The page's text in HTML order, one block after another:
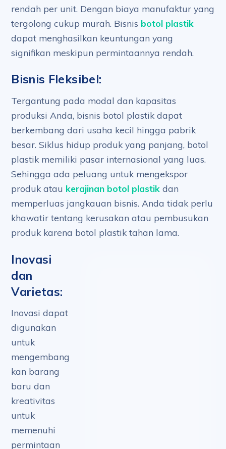
rendah per unit. Dengan biaya manufaktur yang
tergolong cukup murah. Bisnis botol plastik
dapat menghasilkan keuntungan yang
signifikan meskipun permintaannya rendah.
Bisnis Fleksibel:
Tergantung pada modal dan kapasitas
produksi Anda, bisnis botol plastik dapat
berkembang dari usaha kecil hingga pabrik
besar. Siklus hidup produk yang panjang, botol
plastik memiliki pasar internasional yang luas.
Sehingga ada peluang untuk mengekspor
produk atau kerajinan botol plastik dan
memperluas jangkauan bisnis. Anda tidak perlu
khawatir tentang kerusakan atau pembusukan
produk karena botol plastik tahan lama.
Inovasi
dan
Varietas:
Inovasi dapat
digunakan
untuk
mengembang
kan barang
baru dan
kreativitas
untuk
memenuhi
permintaan